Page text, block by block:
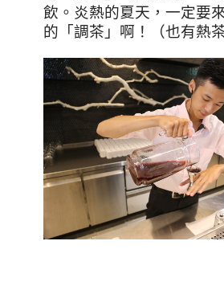
飲。炎熱的夏天，一定要
的「調茶」啊！（也有熱茶